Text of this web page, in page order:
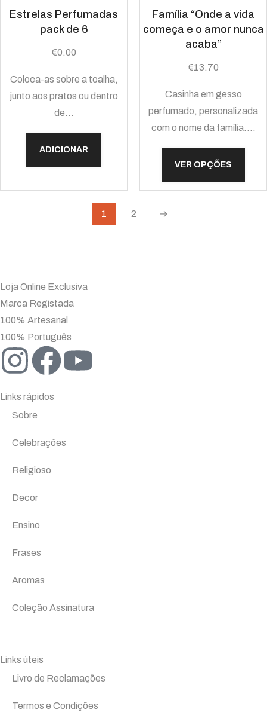
Estrelas Perfumadas
pack de 6
€0.00
Coloca-as sobre a toalha,
junto aos pratos ou dentro
de…
ADICIONAR
Família “Onde a vida
começa e o amor nunca
acaba”
€13.70
Casinha em gesso
perfumado, personalizada
com o nome da família.…
VER OPÇÕES
1 2 →
Loja Online Exclusiva
Marca Registada
100% Artesanal
100% Português
Links rápidos
Sobre
Celebrações
Religioso
Decor
Ensino
Frases
Aromas
Coleção Assinatura
Links úteis
Livro de Reclamações
Termos e Condições